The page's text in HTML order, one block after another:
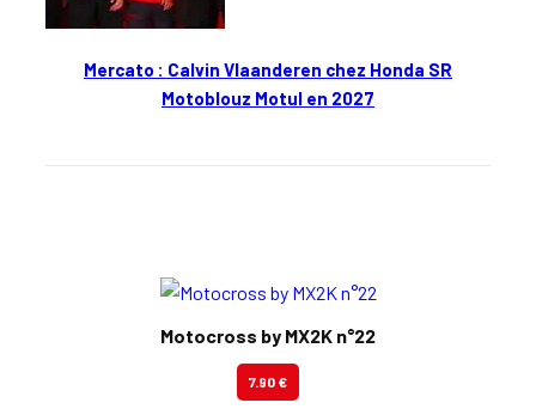
Mercato : Calvin Vlaanderen chez Honda SR
Motoblouz Motul en 2027
Motocross by MX2K n°22
7.90 €